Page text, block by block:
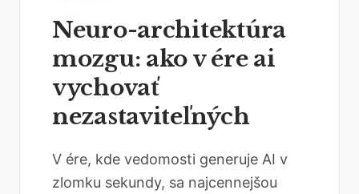
Neuro-architektúra
mozgu: ako v ére ai
vychovať
nezastaviteľných
V ére, kde vedomosti generuje AI v
zlomku sekundy, sa najcennejšou